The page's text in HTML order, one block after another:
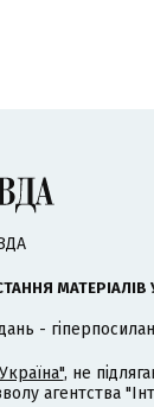
МАТЕРІАЛІВ
-
, не
агентства